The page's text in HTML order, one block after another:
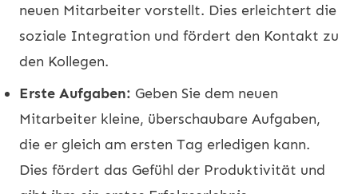
neuen Mitarbeiter vorstellt. Dies erleichtert die
soziale Integration und fördert den Kontakt zu
den Kollegen.
Erste Aufgaben: Geben Sie dem neuen
Mitarbeiter kleine, überschaubare Aufgaben,
die er gleich am ersten Tag erledigen kann.
Dies fördert das Gefühl der Produktivität und